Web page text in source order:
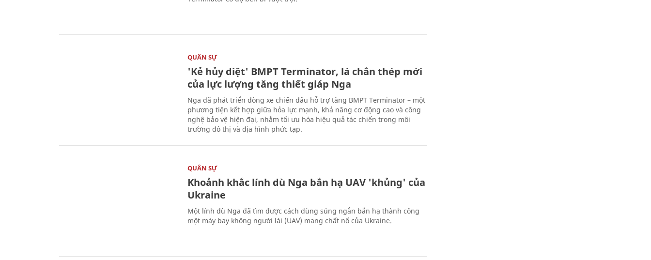
QUÂN SỰ
'Kẻ hủy diệt' BMPT Terminator, lá chắn thép mới
của lực lượng tăng thiết giáp Nga
Nga đã phát triển dòng xe chiến đấu hỗ trợ tăng BMPT Terminator – một
phương tiện kết hợp giữa hỏa lực mạnh, khả năng cơ động cao và công
nghệ bảo vệ hiện đại, nhằm tối ưu hóa hiệu quả tác chiến trong môi
trường đô thị và địa hình phức tạp.
QUÂN SỰ
Khoảnh khắc lính dù Nga bắn hạ UAV 'khủng' của
Ukraine
Một lính dù Nga đã tìm được cách dùng súng ngắn bắn hạ thành công
một máy bay không người lái (UAV) mang chất nổ của Ukraine.